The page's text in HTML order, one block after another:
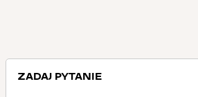
ZADAJ PYTANIE